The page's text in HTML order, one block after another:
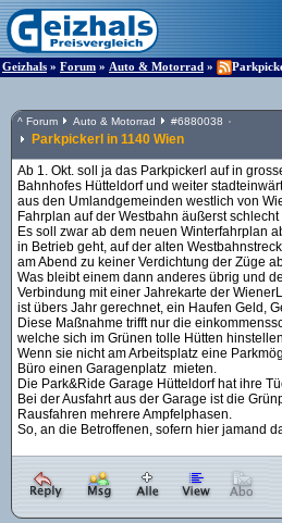
Geizhals » Forum » Auto & Motorrad »
^ Forum Auto & Motorrad #6880038
Parkpickerl in 1140 Wien
Ab 1. Okt. soll ja das Parkpickerl auf in
Bahnhofes Hütteldorf und weiter
aus den Umlandgemeinden westlich von
Fahrplan auf der Westbahn äußerst
Es soll zwar ab dem neuen Winterfahrplan
in Betrieb geht, auf der alten
am Abend zu keiner Verdichtung der Züge
Was bleibt einem dann anderes übrig und
Verbindung mit einer Jahrekarte der
ist übers Jahr gerechnet, ein Haufen Geld,
Diese Maßnahme trifft nur die
welche sich im Grünen tolle Hütten
Wenn sie nicht am Arbeitsplatz eine
Büro einen Garagenplatz mieten.
Die Park&Ride Garage Hütteldorf hat ihre
Bei der Ausfahrt aus der Garage ist die
Rausfahren mehrere Ampfelphasen.
So, an die Betroffenen, sofern hier jamand